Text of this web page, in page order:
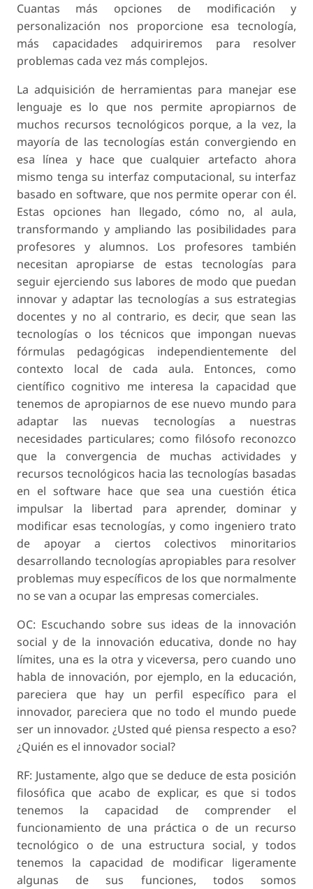
Cuantas más opciones de modificación y
personalización nos proporcione esa tecnología,
más capacidades adquiriremos para resolver
problemas cada vez más complejos.
La adquisición de herramientas para manejar ese
lenguaje es lo que nos permite apropiarnos de
muchos recursos tecnológicos porque, a la vez, la
mayoría de las tecnologías están convergiendo en
esa línea y hace que cualquier artefacto ahora
mismo tenga su interfaz computacional, su interfaz
basado en software, que nos permite operar con él.
Estas opciones han llegado, cómo no, al aula,
transformando y ampliando las posibilidades para
profesores y alumnos. Los profesores también
necesitan apropiarse de estas tecnologías para
seguir ejerciendo sus labores de modo que puedan
innovar y adaptar las tecnologías a sus estrategias
docentes y no al contrario, es decir, que sean las
tecnologías o los técnicos que impongan nuevas
fórmulas pedagógicas independientemente del
contexto local de cada aula. Entonces, como
científico cognitivo me interesa la capacidad que
tenemos de apropiarnos de ese nuevo mundo para
adaptar las nuevas tecnologías a nuestras
necesidades particulares; como filósofo reconozco
que la convergencia de muchas actividades y
recursos tecnológicos hacia las tecnologías basadas
en el software hace que sea una cuestión ética
impulsar la libertad para aprender, dominar y
modificar esas tecnologías, y como ingeniero trato
de apoyar a ciertos colectivos minoritarios
desarrollando tecnologías apropiables para resolver
problemas muy específicos de los que normalmente
no se van a ocupar las empresas comerciales.
OC: Escuchando sobre sus ideas de la innovación
social y de la innovación educativa, donde no hay
límites, una es la otra y viceversa, pero cuando uno
habla de innovación, por ejemplo, en la educación,
pareciera que hay un perfil específico para el
innovador, pareciera que no todo el mundo puede
ser un innovador. ¿Usted qué piensa respecto a eso?
¿Quién es el innovador social?
RF: Justamente, algo que se deduce de esta posición
filosófica que acabo de explicar, es que si todos
tenemos la capacidad de comprender el
funcionamiento de una práctica o de un recurso
tecnológico o de una estructura social, y todos
tenemos la capacidad de modificar ligeramente
algunas de sus funciones, todos somos